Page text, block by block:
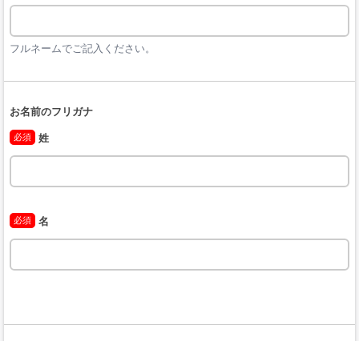
フルネームでご記入ください。
お名前のフリガナ
必須 姓
必須 名